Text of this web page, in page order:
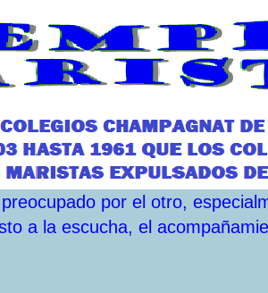
por el otro,
a la escucha, el